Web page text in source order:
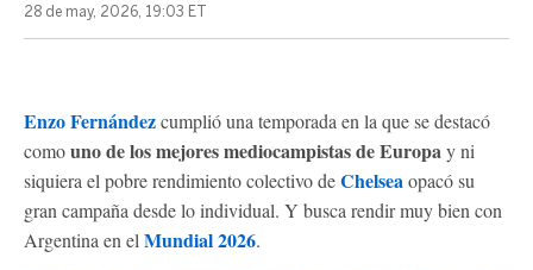
28 de may, 2026, 19:03 ET
Enzo Fernándezcumplió una temporada en la que se destacó
comouno de los mejores mediocampistas de Europay ni
siquiera el pobre rendimiento colectivo deChelseaopacó su
gran campaña desde lo individual. Y busca rendir muy bien con
Argentina en el Mundial 2026.